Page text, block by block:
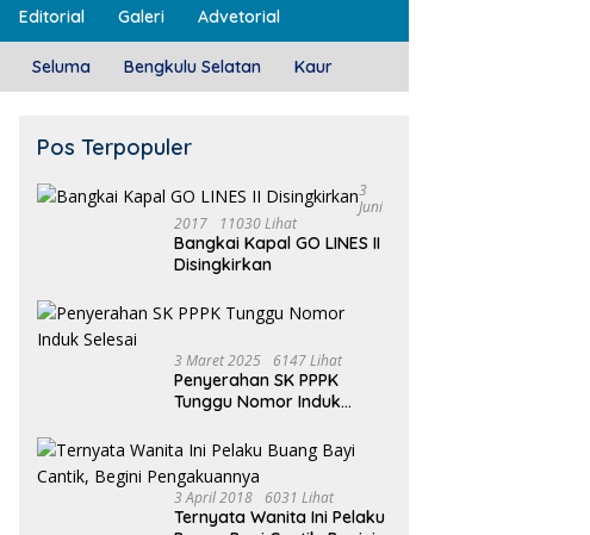
Editorial Galeri Advetorial
Seluma Bengkulu Selatan Kaur
Pos Terpopuler
3
Juni
2017
11030 Lihat
Bangkai Kapal GO LINES II
Disingkirkan
3 Maret 2025 6147 Lihat
Penyerahan SK PPPK
Tunggu Nomor Induk
3 April 2018 6031 Lihat
Ternyata Wanita Ini Pelaku